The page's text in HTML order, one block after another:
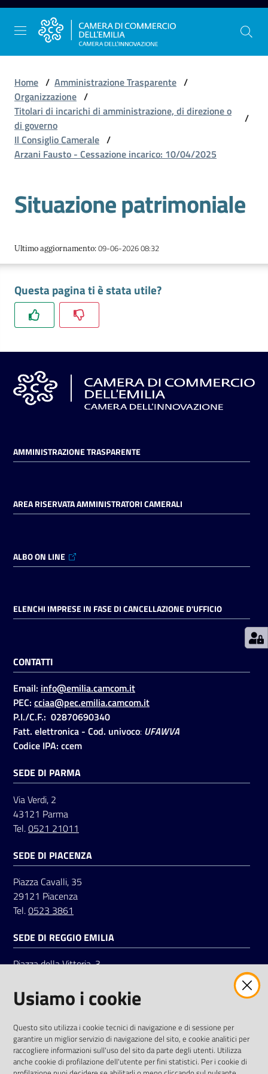
Vai al contenuto
Vai alla navigazione
Vai al footer
La
Camera
dell'Emilia
Gestire
l'impresa
Promuovere
e
il
territorio
l'Impresa
e
digitale
Pagamenti
Accedi
su
Home / Amministrazione Trasparente /
Organizzazione /
Titolari di incarichi di amministrazione, di direzione o
di governo
/
Il Consiglio Camerale /
Arzani Fausto - Cessazione incarico: 10/04/2025
Situazione patrimoniale
Ultimo aggiornamento:09-06-2026 08:32
Questa pagina ti è stata utile?
AMMINISTRAZIONE TRASPARENTE
AREA RISERVATA AMMINISTRATORI CAMERALI
ALBO ON LINE
ELENCHI IMPRESE IN FASE DI CANCELLAZIONE D'UFFICIO
CONTATTI
Email: info@emilia.camcom.it
PEC: cciaa@pec.emilia.camcom.it
P.I./C.F.: 02870690340
Fatt. elettronica - Cod. univoco: UFAWVA
Codice IPA: ccem
SEDE DI PARMA
Via Verdi, 2
43121 Parma
Tel.0521 21011
SEDE DI PIACENZA
Piazza Cavalli, 35
29121 Piacenza
Tel.0523 3861
SEDE DI REGGIO EMILIA
Piazza della Vittoria, 3
Tel.0522 7961
LinkedinFacebookInstagram
Usiamo i cookie
Questo sito utilizza i cookie tecnici di navigazione e di sessione per
garantire un miglior servizio di navigazione del sito, e cookie analitici per
raccogliere informazioni sull'uso del sito da parte degli utenti. Utilizza
anche cookie di profilazione dell'utente per fini statistici. Per i cookie di